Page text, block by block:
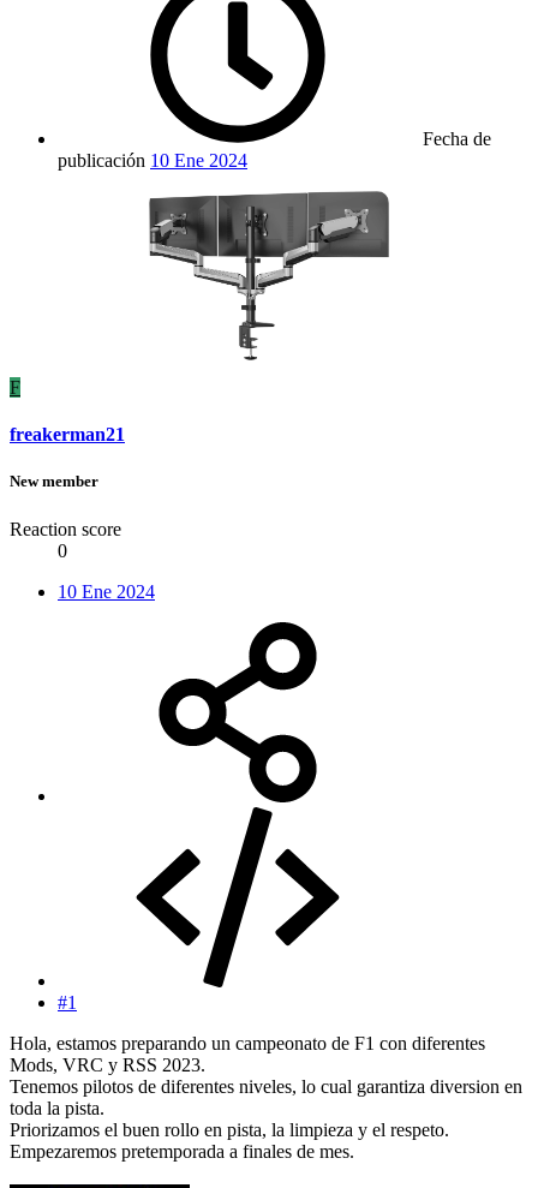
Fecha de
publicación 10 Ene 2024
F
freakerman21
New member
Reaction score
0
10 Ene 2024
#1
Hola, estamos preparando un campeonato de F1 con diferentes
Mods, VRC y RSS 2023.
Tenemos pilotos de diferentes niveles, lo cual garantiza diversion en
toda la pista.
Priorizamos el buen rollo en pista, la limpieza y el respeto.
Empezaremos pretemporada a finales de mes.